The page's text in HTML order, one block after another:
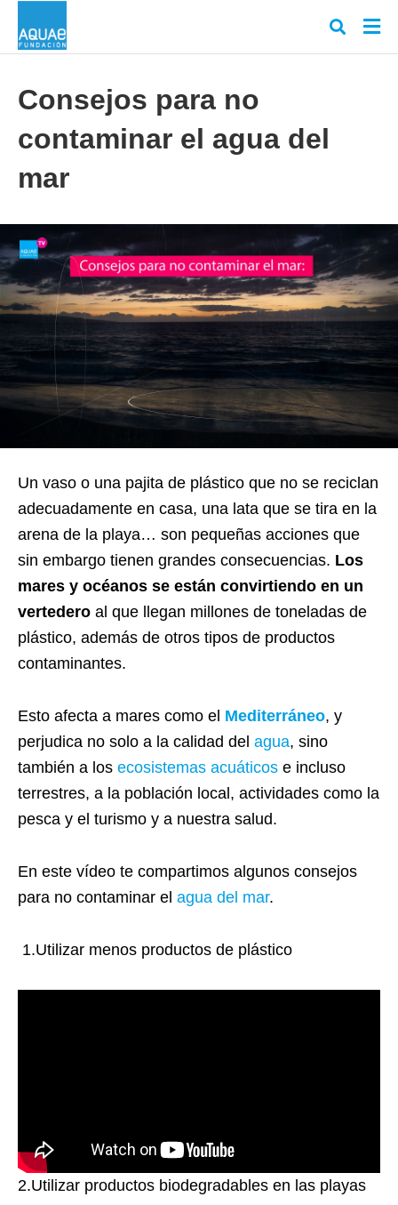
Consejos para no
contaminar el agua del
mar
Un vaso o una pajita de plástico que no se reciclan
adecuadamente en casa, una lata que se tira en la
arena de la playa… son pequeñas acciones que
sin embargo tienen grandes consecuencias. Los
mares y océanos se están convirtiendo en un
vertedero al que llegan millones de toneladas de
plástico, además de otros tipos de productos
contaminantes.
Esto afecta a mares como el Mediterráneo, y
perjudica no solo a la calidad del agua, sino
también a los ecosistemas acuáticos e incluso
terrestres, a la población local, actividades como la
pesca y el turismo y a nuestra salud.
En este vídeo te compartimos algunos consejos
para no contaminar el agua del mar.
1.Utilizar menos productos de plástico
2.Utilizar productos biodegradables en las playas